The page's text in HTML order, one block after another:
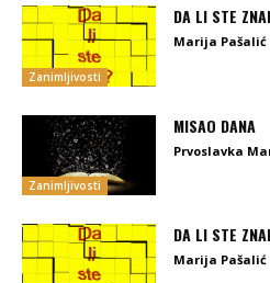
Zanimljivosti
DA LI STE
Marija Pašalić
Zanimljivosti
MISAO DANA
Prvoslavka
DA LI STE
Marija Pašalić